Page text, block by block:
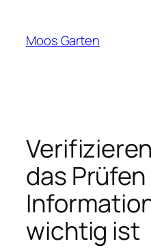
springen
Moos Garten
das
wichtig ist